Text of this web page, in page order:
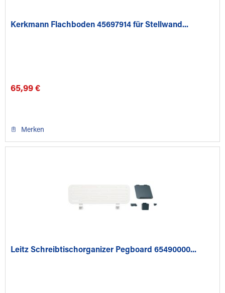
Kerkmann Flachboden 45697914 für Stellwand...
65,99 €
Merken
Leitz Schreibtischorganizer Pegboard 65490000...